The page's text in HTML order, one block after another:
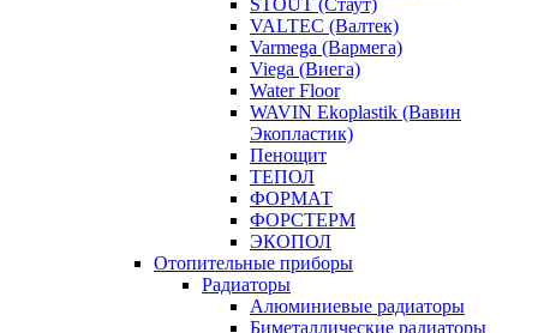
STOUT (Стаут)
VALTEC (Валтек)
Varmega (Вармега)
Viega (Виега)
Water Floor
WAVIN Ekoplastik (Вавин
Экопластик)
Пенощит
ТЕПОЛ
ФОРМАТ
ФОРСТЕРМ
ЭКОПОЛ
Отопительные приборы
Радиаторы
Алюминиевые радиаторы
Биметаллические радиаторы